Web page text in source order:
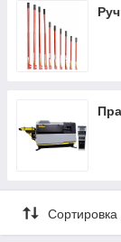
Сортировка